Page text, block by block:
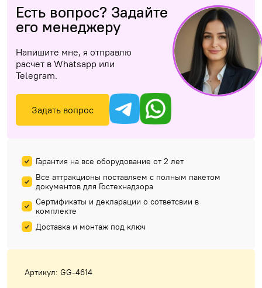
Есть вопрос? Задайте
его менеджеру
Напишите мне, я отправлю
расчет в Whatsapp или
Telegram.
Задать вопрос
Гарантия на все оборудование от 2 лет
Все аттракционы поставляем с полным пакетом
документов для Гостехнадзора
Сертификаты и декларации о сответсвии в
комплекте
Доставка и монтаж под ключ
Артикул: GG-4614